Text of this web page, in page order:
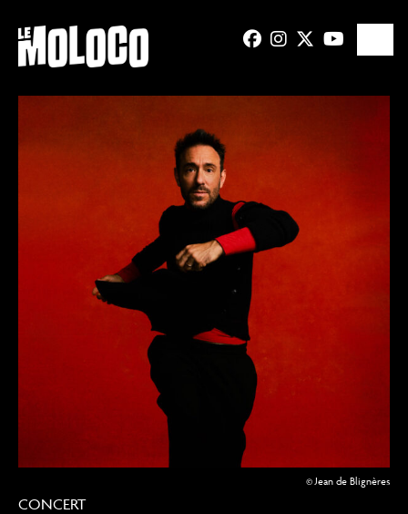
© Jean de Blignères
CONCERT